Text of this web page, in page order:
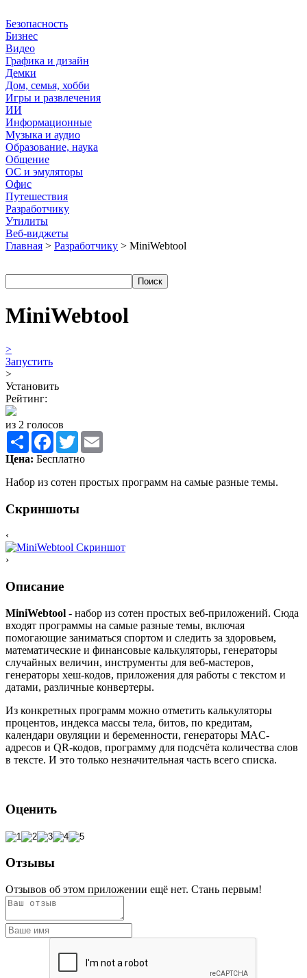
Безопасность
Бизнес
Видео
Графика и дизайн
Демки
Дом, семья, хобби
Игры и развлечения
ИИ
Информационные
Музыка и аудио
Образование, наука
Общение
ОС и эмуляторы
Офис
Путешествия
Разработчику
Утилиты
Веб-виджеты
Главная > Разработчику > MiniWebtool
MiniWebtool
>
Запустить
>
Установить
Рейтинг:
из 2 голосов
Share Facebook
Twitter
Цена: Бесплатно
Набор из сотен простых программ на самые разные темы.
Скриншоты
‹
›
Описание
MiniWebtool - набор из сотен простых веб-приложений. Сюда
входят программы на самые разные темы, включая
помогающие заниматься спортом и следить за здоровьем,
математические и финансовые калькуляторы, генераторы
случайных величин, инструменты для веб-мастеров,
генераторы хеш-кодов, приложения для работы с текстом и
датами, различные конвертеры.
Из конкретных программ можно отметить калькуляторы
процентов, индекса массы тела, битов, по кредитам,
календари овуляции и беременности, генераторы MAC-
адресов и QR-кодов, программу для подсчёта количества слов
в тексте. И это только незначительная часть всего списка.
Оценить
Отзывы
Отзывов об этом приложении ещё нет. Стань первым!